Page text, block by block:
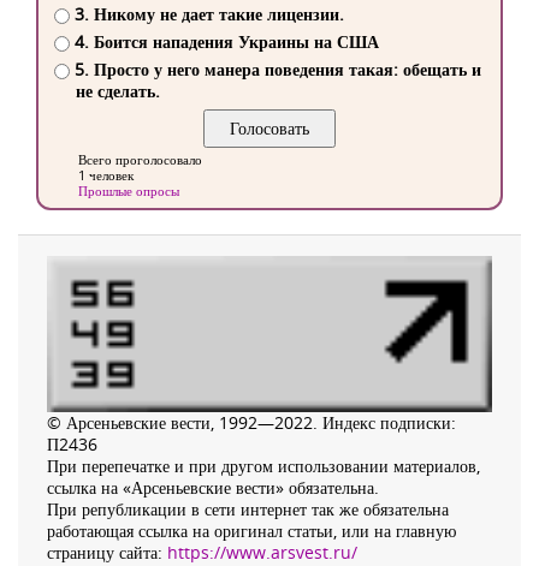
3. Никому не дает такие лицензии.
4. Боится нападения Украины на США
5. Просто у него манера поведения такая: обещать и
не сделать.
Всего проголосовало
1 человек
Прошлые опросы
© Арсеньевские вести, 1992—2022. Индекс подписки:
П2436
При перепечатке и при другом использовании материалов,
ссылка на «Арсеньевские вести» обязательна.
При републикации в сети интернет так же обязательна
работающая ссылка на оригинал статьи, или на главную
страницу сайта: https://www.arsvest.ru/